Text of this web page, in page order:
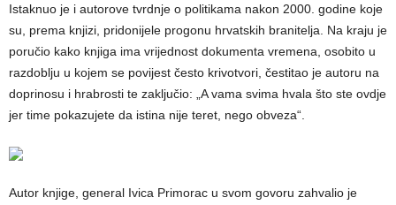
Istaknuo je i autorove tvrdnje o politikama nakon 2000. godine koje
su, prema knjizi, pridonijele progonu hrvatskih branitelja. Na kraju je
poručio kako knjiga ima vrijednost dokumenta vremena, osobito u
razdoblju u kojem se povijest često krivotvori, čestitao je autoru na
doprinosu i hrabrosti te zaključio: „A vama svima hvala što ste ovdje
jer time pokazujete da istina nije teret, nego obveza“.
Autor knjige, general Ivica Primorac u svom govoru zahvalio je